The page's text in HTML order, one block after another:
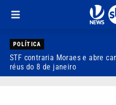
POLÍTICA
STF contraria Moraes e abre
réus do 8 de janeiro